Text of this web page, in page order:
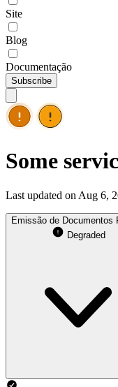
Site
Blog
Documentação
Subscribe
Some
Last updated on Aug 6,
Emissão de Documentos
Degraded